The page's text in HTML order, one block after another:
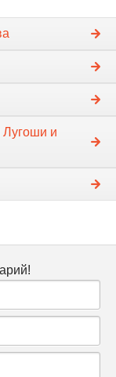
Лугоши и